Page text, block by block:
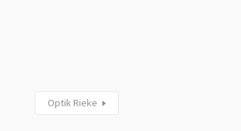
Optik Rieke